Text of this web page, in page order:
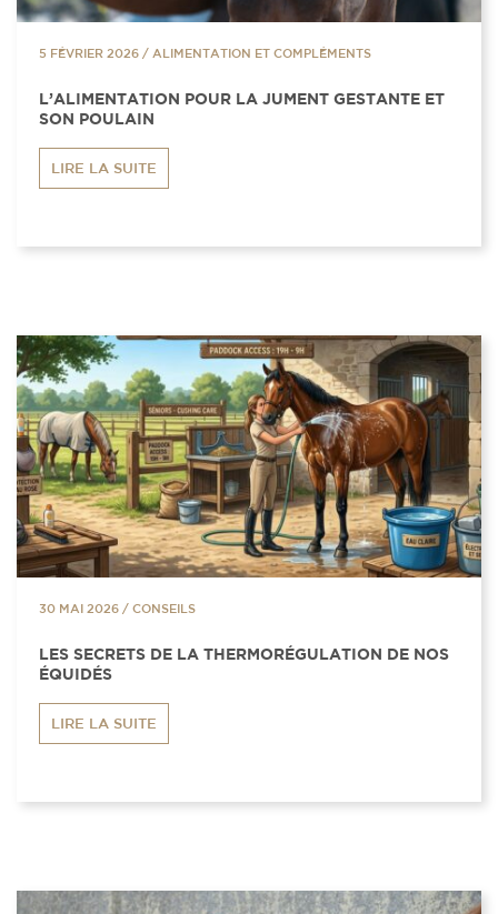
5 FÉVRIER 2026 / ALIMENTATION ET COMPLÉMENTS
L’ALIMENTATION POUR LA JUMENT GESTANTE ET
SON POULAIN
LIRE LA SUITE
30 MAI 2026 / CONSEILS
LES SECRETS DE LA THERMORÉGULATION DE NOS
ÉQUIDÉS
LIRE LA SUITE